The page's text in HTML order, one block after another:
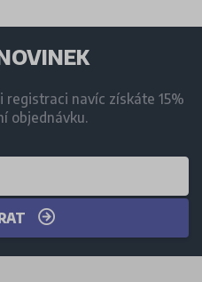
registraci navíc získáte 15%
objednávku.